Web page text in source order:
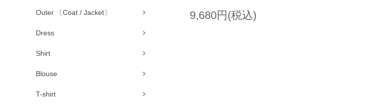
Outer 〔Coat / Jacket〕
Dress
Shirt
Blouse
T-shirt
9,680円(税込)